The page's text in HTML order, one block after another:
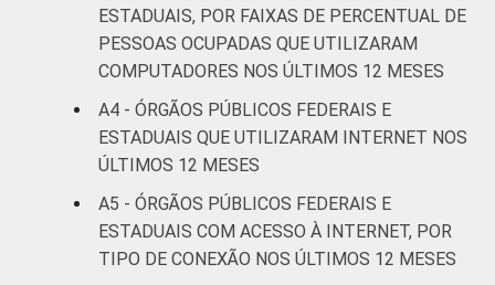
ESTADUAIS, POR FAIXAS DE PERCENTUAL DE
PESSOAS OCUPADAS QUE UTILIZARAM
COMPUTADORES NOS ÚLTIMOS 12 MESES
A4 - ÓRGÃOS PÚBLICOS FEDERAIS E
ESTADUAIS QUE UTILIZARAM INTERNET NOS
ÚLTIMOS 12 MESES
A5 - ÓRGÃOS PÚBLICOS FEDERAIS E
ESTADUAIS COM ACESSO À INTERNET, POR
TIPO DE CONEXÃO NOS ÚLTIMOS 12 MESES